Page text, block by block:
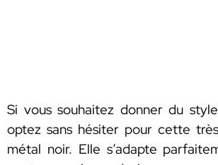
Si vous souhaitez donner du
optez sans hésiter pour cette
métal noir. Elle s’adapte